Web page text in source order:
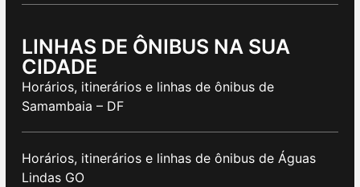
LINHAS DE ÔNIBUS NA SUA
CIDADE
Horários, itinerários e linhas de ônibus de
Samambaia – DF
Horários, itinerários e linhas de ônibus de Águas
Lindas GO